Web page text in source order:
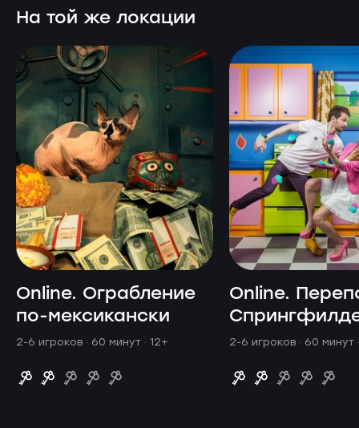
На той же локации
Online. Ограбление
по-мексикански
2-6 игроков · 60 минут · 12+
Online.
2-6 игроков · 60 минут